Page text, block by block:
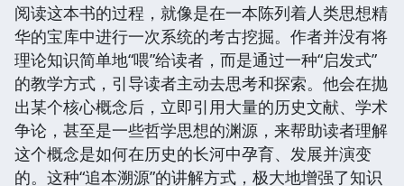
阅读这本书的过程，就像是在一本陈列着人类思想精
华的宝库中进行一次系统的考古挖掘。作者并没有将
理论知识简单地“喂”给读者，而是通过一种“启发式”
的教学方式，引导读者主动去思考和探索。他会在抛
出某个核心概念后，立即引用大量的历史文献、学术
争论，甚至是一些哲学思想的渊源，来帮助读者理解
这个概念是如何在历史的长河中孕育、发展并演变
的。这种“追本溯源”的讲解方式，极大地增强了知识